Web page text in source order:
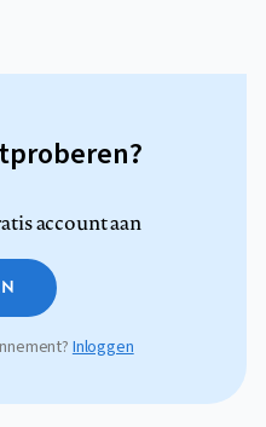
account aan
Inloggen